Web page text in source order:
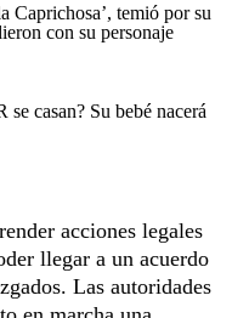
Caprichosa’, temió por su
con su personaje
casan? Su bebé nacerá
acciones legales
llegar a un acuerdo
Las autoridades